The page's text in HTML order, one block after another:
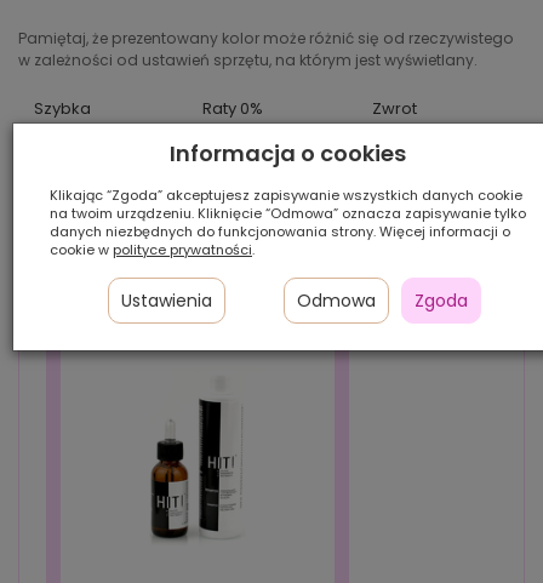
Pamiętaj, że prezentowany kolor może różnić się od rzeczywistego
w zależności od ustawień sprzętu, na którym jest wyświetlany.
Szybka
dostawa
Raty 0%
z Comfino
Zwrot
do 14 dni
Promocja SKORZYSTAJ ZE SPECJALNEJ PROMOCJI:
Przy zakupie "Peruka damska włosy słowiańskie dziewicze ciemny blond
OMARI # 12" otrzymujesz aż 30% rabatu na poniższy zestaw!
Wrzuć produkt do koszyka, a rabat naliczy się automatycznie.
Informacja o cookies
Klikając “Zgoda” akceptujesz zapisywanie wszystkich danych cookie
na twoim urządzeniu. Kliknięcie “Odmowa” oznacza zapisywanie tylko
danych niezbędnych do funkcjonowania strony. Więcej informacji o
cookie w polityce prywatności.
Ustawienia Odmowa Zgoda